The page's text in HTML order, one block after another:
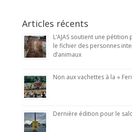
Articles récents
L’AJAS soutient une
le fichier des personnes
d’animaux
Non aux vachettes à la «
Dernière édition pour le